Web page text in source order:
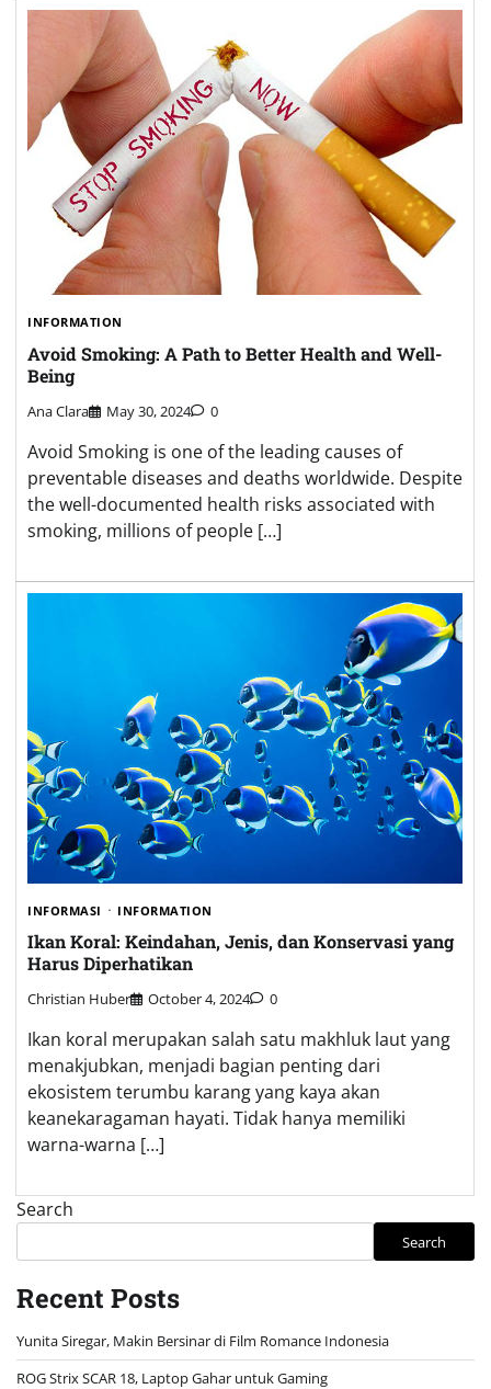
INFORMATION
Avoid Smoking: A Path to Better Health and Well-
Being
Ana Clara May 30, 2024 0
Avoid Smoking is one of the leading causes of
preventable diseases and deaths worldwide. Despite
the well-documented health risks associated with
smoking, millions of people […]
INFORMASI INFORMATION
Ikan Koral: Keindahan, Jenis, dan Konservasi yang
Harus Diperhatikan
Christian Huber October 4, 2024 0
Ikan koral merupakan salah satu makhluk laut yang
menakjubkan, menjadi bagian penting dari
ekosistem terumbu karang yang kaya akan
keanekaragaman hayati. Tidak hanya memiliki
warna-warna […]
Search
Search
Recent Posts
Yunita Siregar, Makin Bersinar di Film Romance Indonesia
ROG Strix SCAR 18, Laptop Gahar untuk Gaming